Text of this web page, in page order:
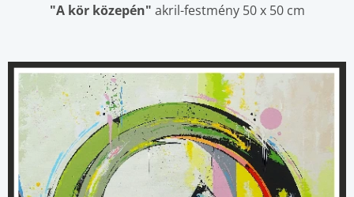
"A kör közepén" akril-festmény 50 x 50 cm